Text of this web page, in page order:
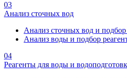
03
Анализ сточных вод
Анализ сточных вод и подбор
Анализ воды и подбор
04
Реагенты для воды и